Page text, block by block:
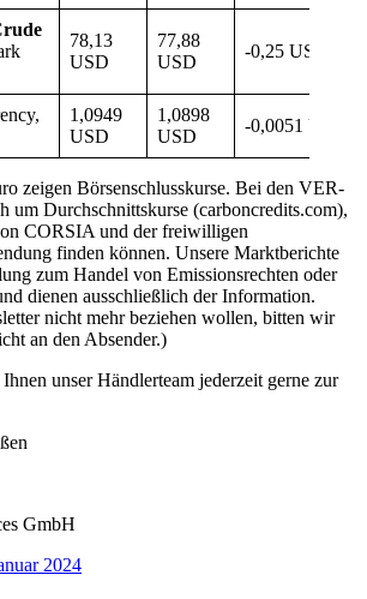
78,13
USD
77,88
USD
-0,25 USD
1,0949
USD
1,0898
USD
-0,0051 USD
zeigen Börsenschlusskurse. Bei den VER-
um Durchschnittskurse (carboncredits.com),
CORSIA und der freiwilligen
finden können. Unsere Marktberichte
zum Handel von Emissionsrechten oder
dienen ausschließlich der Information.
nicht mehr beziehen wollen, bitten wir
an den Absender.)
unser Händlerteam jederzeit gerne zur
GmbH
2024